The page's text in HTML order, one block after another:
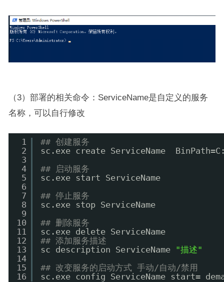
（3）部署的相关命令：ServiceName是自定义的服务
名称，可以自行修改
1
2
3
4
5
6
7
8
9
10
11
12
13
14
15
16
## 创建服务
sc.exe create ServiceName
## 启动服务
sc.exe start ServiceName
## 停止服务
sc.exe stop ServiceName
## 删除服务
sc.exe delete ServiceName
## 添加服务描述
sc description ServiceName "描述"
## 改变服务的启动方式 手动/自动/禁用
sc.exe config ServiceName start=